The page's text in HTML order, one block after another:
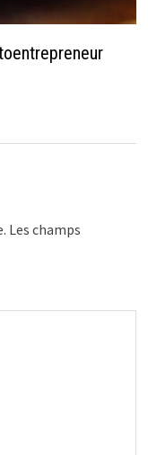
Les champs